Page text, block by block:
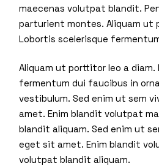
maecenas volutpat blandit.
parturient montes. Aliquam ut
Lobortis scelerisque
Aliquam ut porttitor leo a diam.
fermentum dui faucibus in
vestibulum. Sed enim ut sem
amet. Enim blandit volutpat
blandit aliquam. Sed enim ut
eget sit amet. Enim blandit
volutpat blandit aliquam.